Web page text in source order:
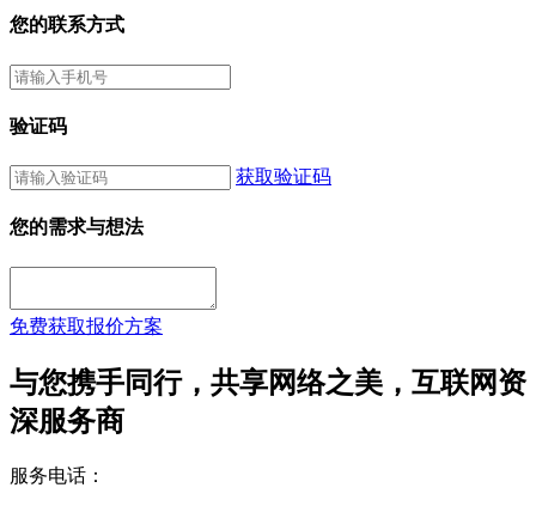
您的联系方式
验证码
获取验证码
您的需求与想法
免费获取报价方案
与您携手同行，共享网络之美，互联网资
深服务商
服务电话：